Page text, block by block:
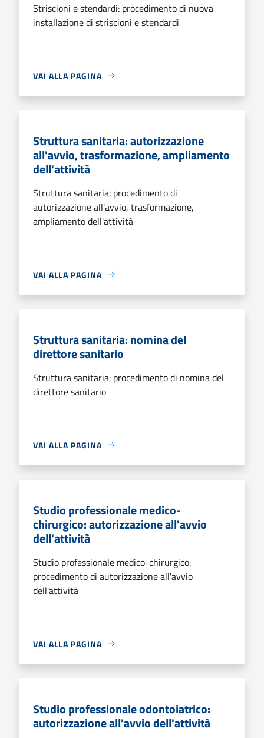
Striscioni e stendardi: procedimento di nuova
installazione di striscioni e stendardi
VAI ALLA PAGINA
Struttura sanitaria: autorizzazione
all'avvio, trasformazione, ampliamento
dell'attività
Struttura sanitaria: procedimento di
autorizzazione all'avvio, trasformazione,
ampliamento dell'attività
VAI ALLA PAGINA
Struttura sanitaria: nomina del
direttore sanitario
Struttura sanitaria: procedimento di nomina del
direttore sanitario
VAI ALLA PAGINA
Studio professionale medico-
chirurgico: autorizzazione all'avvio
dell'attività
Studio professionale medico-chirurgico:
procedimento di autorizzazione all'avvio
dell'attività
VAI ALLA PAGINA
Studio professionale odontoiatrico:
autorizzazione all'avvio dell'attività